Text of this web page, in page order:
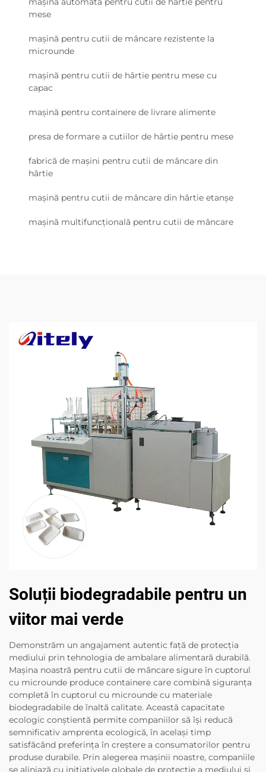
mese
mașină pentru cutii de mâncare rezistente la
microunde
mașină pentru cutii de hârtie pentru mese cu
capac
mașină pentru containere de livrare alimente
presa de formare a cutiilor de hârtie pentru mese
fabrică de mașini pentru cutii de mâncare din
hârtie
mașină pentru cutii de mâncare din hârtie etanșe
mașină multifuncțională pentru cutii de mâncare
Soluții biodegradabile pentru un
viitor mai verde
Demonstrăm un angajament autentic față de protecția
mediului prin tehnologia de ambalare alimentară durabilă.
Mașina noastră pentru cutii de mâncare sigure în cuptorul
cu microunde produce containere care combină siguranța
completă în cuptorul cu microunde cu materiale
biodegradabile de înaltă calitate. Această capacitate
ecologic conștientă permite companiilor să își reducă
semnificativ amprenta ecologică, în același timp
satisfăcând preferința în creștere a consumatorilor pentru
produse durabile. Prin alegerea mașinii noastre, companiile
se aliniază cu inițiativele globale de protecție a mediului și